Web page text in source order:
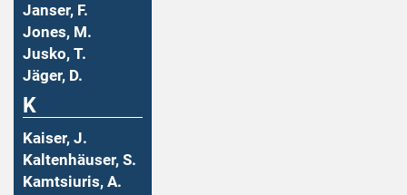
Janser, F.
Jones, M.
Jusko, T.
Jäger, D.
K
Kaiser, J.
Kaltenhäuser, S.
Kamtsiuris, A.